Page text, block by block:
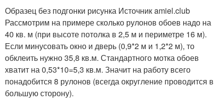
Образец без подгонки рисунка Источник amiel.club
Рассмотрим на примере сколько рулонов обоев надо на
40 кв. м (при высоте потолка в 2,5 м и периметре 16 м).
Если минусовать окно и дверь (0,9*2 м и 1,2*2 м), то
обклеить нужно 35,8 кв.м. Стандартного мотка обоев
хватит на 0,53*10=5,3 кв.м. Значит на работу всего
понадобится 8 рулонов (всегда округление проводится в
большую сторону).